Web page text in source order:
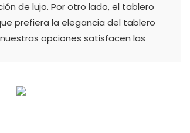
de lujo. Por otro lado, el tablero
prefiera la elegancia del tablero
opciones satisfacen las